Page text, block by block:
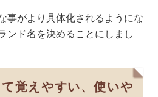
事がより具体化されるようにな
ンド名を決めることにしまし
覚えやすい、使いや